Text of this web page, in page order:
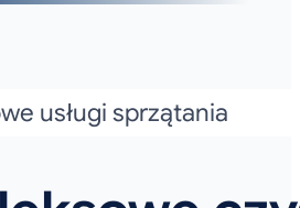
usługi sprzątania